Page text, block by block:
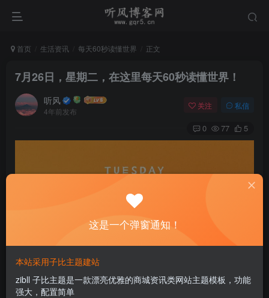
首页 生活资讯 每天60秒读懂世界 正文
7月26日，星期二，在这里每天60秒读懂世界！
听风
4年前发布
关注 私信
0 77 5
7月26日，农历六月廿八，星期二！
这是一个弹窗通知！
本站采用子比主题建站
zibll 子比主题是一款漂亮优雅的商城资讯类网站主题模板，功能
强大，配置简单